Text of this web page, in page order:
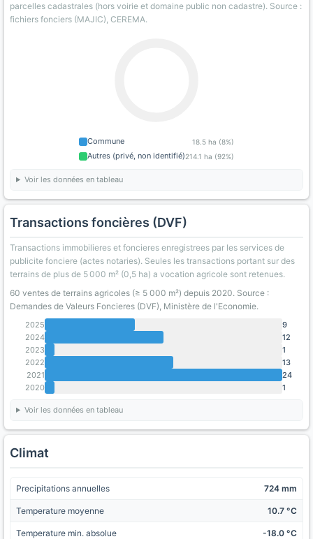
parcelles cadastrales (hors voirie et domaine public non cadastre). Source :
fichiers fonciers (MAJIC), CEREMA.
Commune 18.5 ha (8%)
Autres (privé, non identifié)214.1 ha (92%)
Voir les données en tableau
Transactions foncières (DVF)
Transactions immobilieres et foncieres enregistrees par les services de
publicite fonciere (actes notaries). Seules les transactions portant sur des
terrains de plus de 5 000 m² (0,5 ha) a vocation agricole sont retenues.
60 ventes de terrains agricoles (≥ 5 000 m²) depuis 2020. Source :
Demandes de Valeurs Foncieres (DVF), Ministère de l'Economie.
2025
9
2024
12
2023
1
2022
13
2021
24
2020
1
Voir les données en tableau
Climat
Precipitations annuelles 724 mm
Temperature moyenne 10.7 °C
Temperature min. absolue -18.0 °C